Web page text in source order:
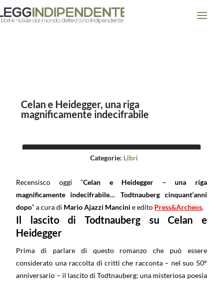
Celan e Heidegger, una riga
magnificamente indecifrabile
Categorie: Libri
Recensisco oggi “Celan e Heidegger – una riga
magnificamente indecifrabile… Todtnauberg cinquant’anni
dopo” a cura di Mario Ajazzi Mancini e edito Press&Archeos.
Il lascito di Todtnauberg su Celan e
Heidegger
Prima di parlare di questo romanzo che può essere
considerato una raccolta di critti che racconta – nel suo 50°
anniversario – il lascito di Todtnauberg; una misteriosa poesia